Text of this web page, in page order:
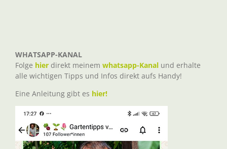
WHATSAPP-KANAL
Folge hier direkt meinem whatsapp-Kanal und erhalte
alle wichtigen Tipps und Infos direkt aufs Handy!
Eine Anleitung gibt es hier!